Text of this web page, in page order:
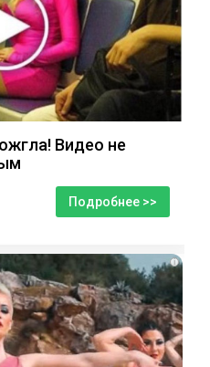
Видео не
Подробнее >>
i